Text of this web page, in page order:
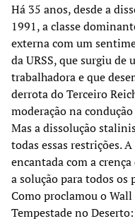
Há 35 anos, desde a
1991, a classe
externa com um
da URSS, que surgiu de
trabalhadora e que
derrota do Terceiro
moderação na
Mas a dissolução
todas essas restrições.
encantada com a
a solução para todos
Como proclamou o Wall
Tempestade no